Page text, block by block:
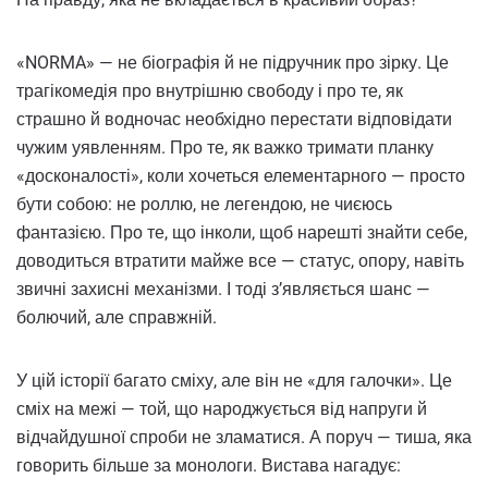
«NORMA» — не біографія й не підручник про зірку. Це
трагікомедія про внутрішню свободу і про те, як
страшно й водночас необхідно перестати відповідати
чужим уявленням. Про те, як важко тримати планку
«досконалості», коли хочеться елементарного — просто
бути собою: не роллю, не легендою, не чиєюсь
фантазією. Про те, що інколи, щоб нарешті знайти себе,
доводиться втратити майже все — статус, опору, навіть
звичні захисні механізми. І тоді з’являється шанс —
болючий, але справжній.
У цій історії багато сміху, але він не «для галочки». Це
сміх на межі — той, що народжується від напруги й
відчайдушної спроби не зламатися. А поруч — тиша, яка
говорить більше за монологи. Вистава нагадує: